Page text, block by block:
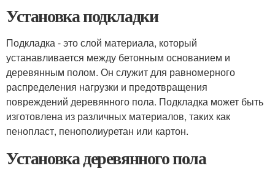
Установка подкладки
Подкладка - это слой материала, который
устанавливается между бетонным основанием и
деревянным полом. Он служит для равномерного
распределения нагрузки и предотвращения
повреждений деревянного пола. Подкладка может быть
изготовлена из различных материалов, таких как
пенопласт, пенополиуретан или картон.
Установка деревянного пола